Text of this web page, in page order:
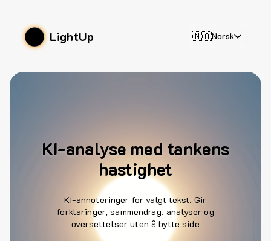
LightUp 🇳🇴Norsk
KI-analyse med tankens
hastighet
KI-annoteringer for valgt tekst. Gir
forklaringer, sammendrag, analyser og
oversettelser uten å bytte side